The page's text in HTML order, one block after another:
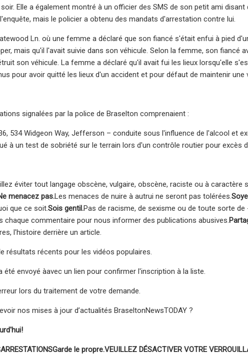
Elle a également montré à un officier des SMS de son petit ami
mais le policier a obtenu des mandats d'arrestation contre lui.
Ln. où une femme a déclaré que son fiancé s'était enfui à pied
mais qu'il l'avait suivie dans son véhicule. Selon la femme, son fiancé
son véhicule. La femme a déclaré qu'il avait fui les lieux lorsqu'elle
pour avoir quitté les lieux d'un accident et pour défaut de maintenir une
signalées par la police de Braselton comprenaient :
534 Widgeon Way, Jefferson – conduite sous l'influence de l'alcool et
à un test de sobriété sur le terrain lors d'un contrôle routier pour excès
éviter tout langage obscène, vulgaire, obscène, raciste ou à caractère
menacez pas.Les menaces de nuire à autrui ne seront pas tolérées.
que ce soit.Sois gentil.Pas de racisme, de sexisme ou de toute sorte de
chaque commentaire pour nous informer des publications abusives.
l'histoire derrière un article.
résultats récents pour les vidéos populaires.
été envoyé àavec un lien pour confirmer l'inscription à la liste.
lors du traitement de votre demande.
nos mises à jour d’actualités BraseltonNewsTODAY ?
ARRESTATIONSGarde le propre.VEUILLEZ DÉSACTIVER VOTRE